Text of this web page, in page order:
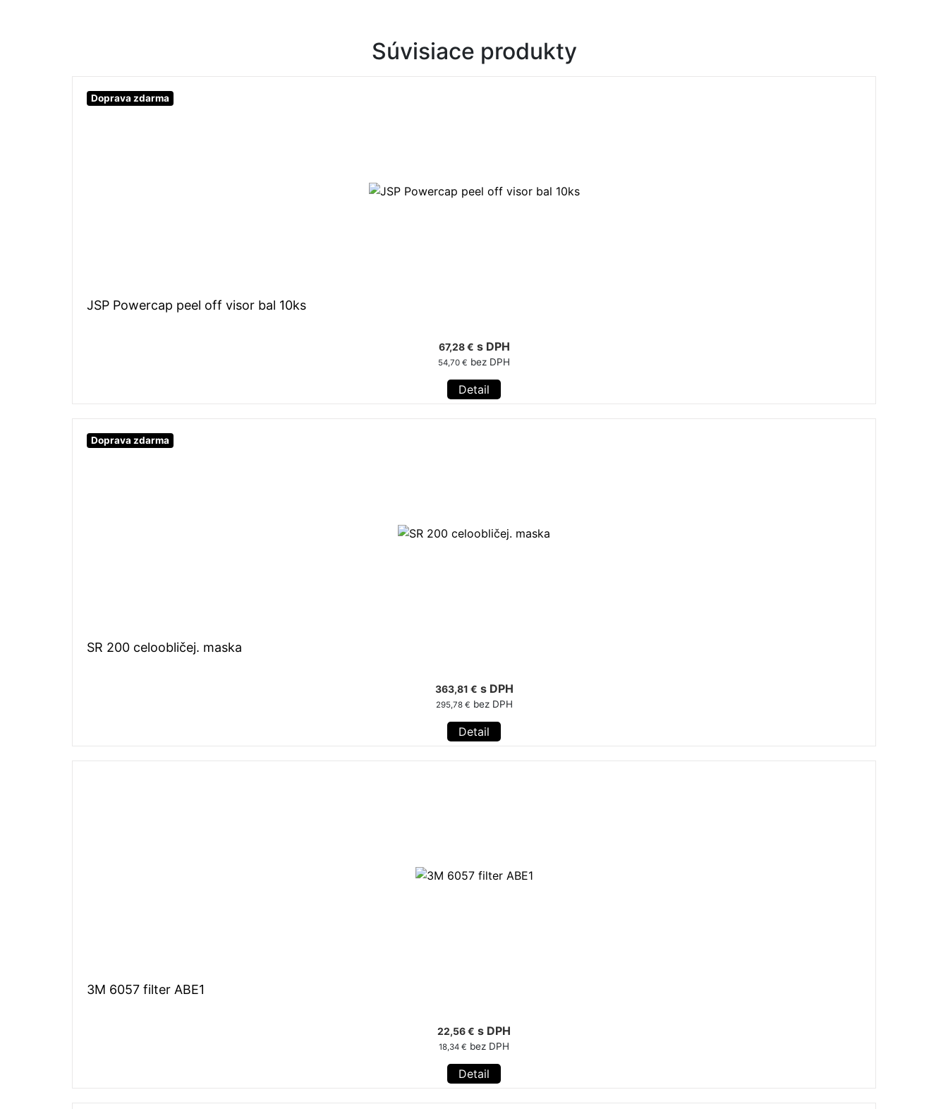
Súvisiace produkty
Doprava zdarma
JSP Powercap peel off visor bal 10ks
67,28 € s DPH
54,70 € bez DPH
Detail
Doprava zdarma
SR 200 celoobličej. maska
363,81 € s DPH
295,78 € bez DPH
Detail
3M 6057 filter ABE1
22,56 € s DPH
18,34 € bez DPH
Detail